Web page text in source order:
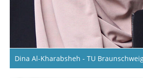
Dina Al-Kharabsheh - TU